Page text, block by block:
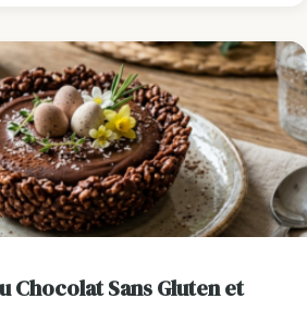
Chocolat Sans Gluten et